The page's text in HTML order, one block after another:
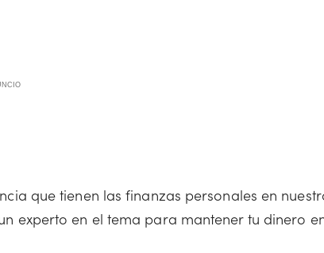
que tienen las finanzas personales en
experto en el tema para mantener tu dinero